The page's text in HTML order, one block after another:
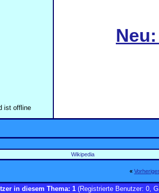
Wikipedia
«
in diesem Thema: 1 (Registrierte Benutzer: 0,